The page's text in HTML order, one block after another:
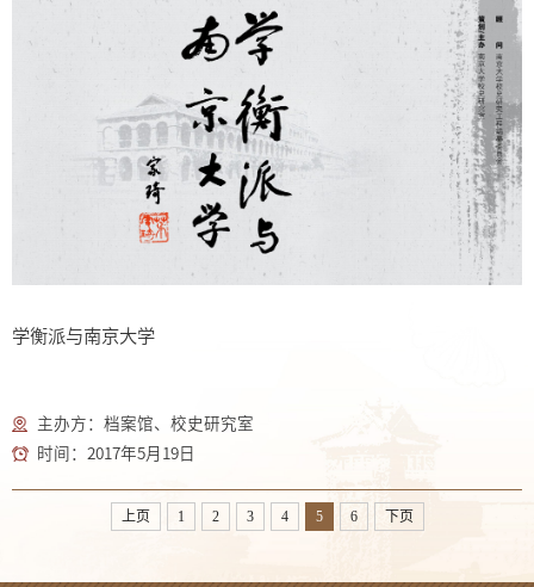
学衡派与南京大学
主办方：档案馆、校史研究室
时间：2017年5月19日
上页 1 2 3 4 5 6 下页